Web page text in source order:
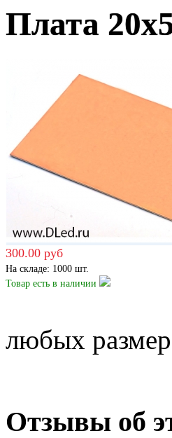
Плата
300.00 руб
На складе: 1000 шт.
Товар есть в наличии
любых
Отзывы об